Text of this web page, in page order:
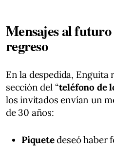
Mensajes al
regreso
En la despedida,
sección del “teléfono de
los invitados envían un
de 30 años:
Piquetedeseó haber